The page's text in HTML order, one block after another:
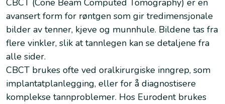
CBCT (Cone Beam Computed Tomography) er en
avansert form for røntgen som gir tredimensjonale
bilder av tenner, kjeve og munnhule. Bildene tas fra
flere vinkler, slik at tannlegen kan se detaljene fra
alle sider.
CBCT brukes ofte ved oralkirurgiske inngrep, som
implantatplanlegging, eller for å diagnostisere
komplekse tannproblemer. Hos Eurodent brukes